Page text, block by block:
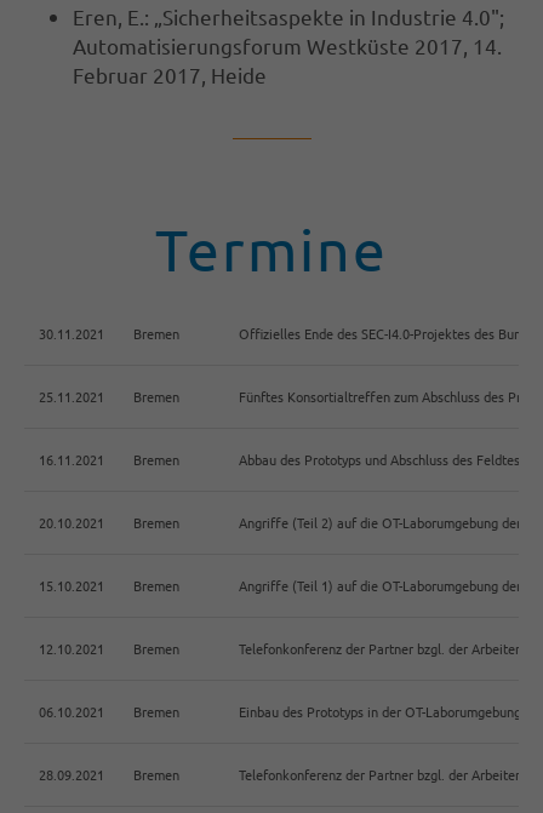
Eren, E.: „Sicherheitsaspekte in Industrie 4.0";
Automatisierungsforum Westküste 2017, 14.
Februar 2017, Heide
Termine
30.11.2021 Bremen Offizielles Ende des SEC-I4.0-Projektes des
25.11.2021 Bremen Fünftes Konsortialtreffen zum Abschluss des
16.11.2021 Bremen Abbau des Prototyps und Abschluss des Feldtests
20.10.2021 Bremen Angriffe (Teil 2) auf die OT-Laborumgebung der
15.10.2021 Bremen Angriffe (Teil 1) auf die OT-Laborumgebung der
12.10.2021 Bremen Telefonkonferenz der Partner bzgl. der Arbeiten
06.10.2021 Bremen Einbau des Prototyps in der OT-Laborumgebung
28.09.2021 Bremen Telefonkonferenz der Partner bzgl. der Arbeiten